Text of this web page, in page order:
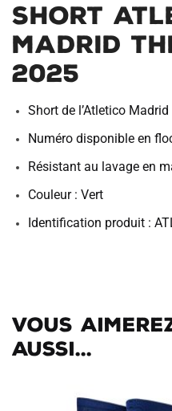
Short
Madrid
2025
Short de l’Atletico
Numéro disponible en
Résistant au lavage en
Couleur : Vert
Identification produit :
Vous
aussi...